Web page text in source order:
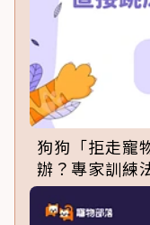
狗狗「拒走寵
辦？專家訓練